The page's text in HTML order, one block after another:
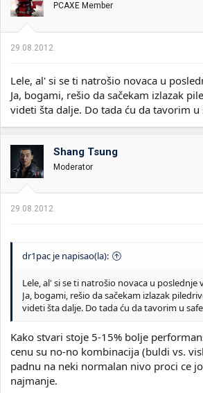
PCAXE Member
29.08.2012.
Lele, al' si se ti natrošio novaca u
Ja, bogami, rešio da sačekam izlazak
videti šta dalje. Do tada ću da tavorim u
Shang Tsung
Moderator
29.08.2012.
dr1pac je napisao(la):
Lele, al' si se ti natrošio novaca u poslednje
Ja, bogami, rešio da sačekam izlazak
videti šta dalje. Do tada ću da tavorim u
Kako stvari stoje 5-15% bolje
cenu su no-no kombinacija (buldi vs.
padnu na neki normalan nivo proci ce
najmanje.